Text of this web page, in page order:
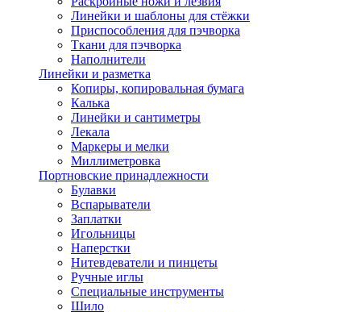
Линейки и шаблоны для стёжки
Приспособления для пэчворка
Ткани для пэчворка
Наполнители
Линейки и разметка
Копиры, копировальная бумага
Калька
Линейки и сантиметры
Лекала
Маркеры и мелки
Миллиметровка
Портновские принадлежности
Булавки
Вспарыватели
Заплатки
Игольницы
Наперстки
Нитевдеватели и пинцеты
Ручные иглы
Специальные инструменты
Шило